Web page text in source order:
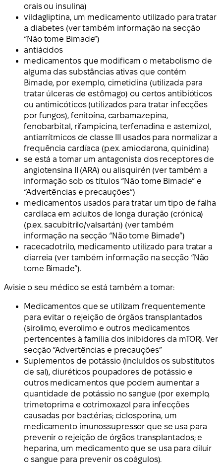
orais ou insulina)
vildagliptina, um medicamento utilizado para tratar
a diabetes (ver também informação na secção
“Não tome Bimade”)
antiácidos
medicamentos que modificam o metabolismo de
alguma das substâncias ativas que contém
Bimade, por exemplo, cimetidina (utilizada para
tratar úlceras de estômago) ou certos antibióticos
ou antimicóticos (utilizados para tratar infecções
por fungos), fenitoína, carbamazepina,
fenobarbital, rifampicina, terfenadina e astemizol,
antiarrítmicos de classe III usados para normalizar a
frequência cardíaca (p.ex. amiodarona, quinidina)
se está a tomar um antagonista dos receptores de
angiotensina II (ARA) ou alisquirén (ver também a
informação sob os títulos “Não tome Bimade” e
“Advertências e precauções”)
medicamentos usados para tratar um tipo de falha
cardíaca em adultos de longa duração (crónica)
(p.ex. sacubitrilo/valsartán) (ver também
informação na secção “Não tome Bimade”)
racecadotrilo, medicamento utilizado para tratar a
diarreia (ver também informação na secção “Não
tome Bimade”).
Avisie o seu médico se está também a tomar:
Medicamentos que se utilizam frequentemente
para evitar o rejeição de órgãos transplantados
(sirolimo, everolimo e outros medicamentos
pertencentes à família dos inibidores da mTOR). Ver
secção “Advertências e precauções”
Suplementos de potássio (incluídos os substitutos
de sal), diuréticos poupadores de potássio e
outros medicamentos que podem aumentar a
quantidade de potássio no sangue (por exemplo,
trimetoprima e cotrimoxazol para infecções
causadas por bactérias; ciclosporina, um
medicamento imunossupressor que se usa para
prevenir o rejeição de órgãos transplantados; e
heparina, um medicamento que se usa para diluir
o sangue para prevenir os coágulos).